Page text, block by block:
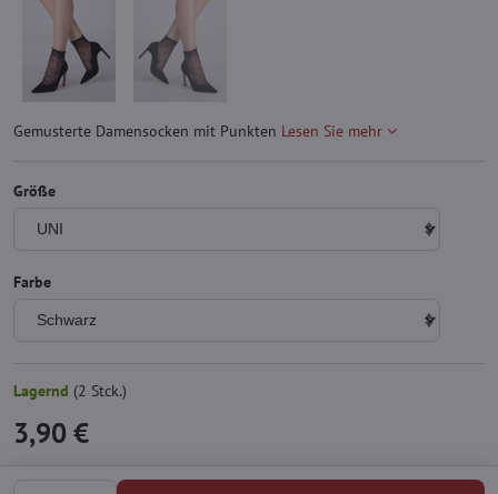
Gemusterte Damensocken mit Punkten Lesen Sie mehr
Größe
Farbe
Lagernd (2 Stck.)
3,90 €